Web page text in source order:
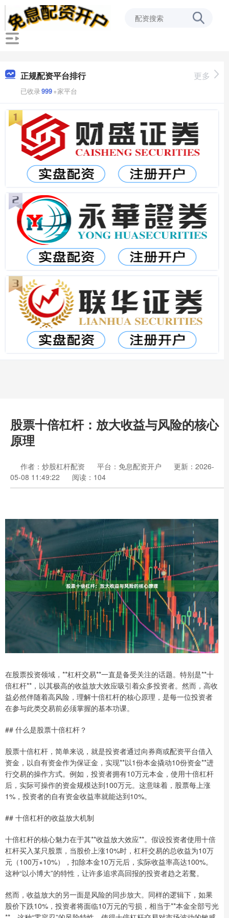
正规配资平台排行
已收录999+家平台
更多
股票十倍杠杆：放大收益与风险的核心
原理
作者：炒股杠杆配资 平台：免息配资开户
更新：2026-
05-08 11:49:22
阅读：104
在股票投资领域，**杠杆交易**一直是备受关注的话题。特别是**十
倍杠杆**，以其极高的收益放大效应吸引着众多投资者。然而，高收
益必然伴随着高风险，理解十倍杠杆的核心原理，是每一位投资者
在参与此类交易前必须掌握的基本功课。
## 什么是股票十倍杠杆？
股票十倍杠杆，简单来说，就是投资者通过向券商或配资平台借入
资金，以自有资金作为保证金，实现**以1份本金撬动10份资金**进
行交易的操作方式。例如，投资者拥有10万元本金，使用十倍杠杆
后，实际可操作的资金规模达到100万元。这意味着，股票每上涨
1%，投资者的自有资金收益率就能达到10%。
## 十倍杠杆的收益放大机制
十倍杠杆的核心魅力在于其**收益放大效应**。假设投资者使用十倍
杠杆买入某只股票，当股价上涨10%时，杠杆交易的总收益为10万
元（100万×10%），扣除本金10万元后，实际收益率高达100%。
这种“以小博大”的特性，让许多追求高回报的投资者趋之若鹜。
然而，收益放大的另一面是风险的同步放大。同样的逻辑下，如果
股价下跌10%，投资者将面临10万元的亏损，相当于**本金全部亏光